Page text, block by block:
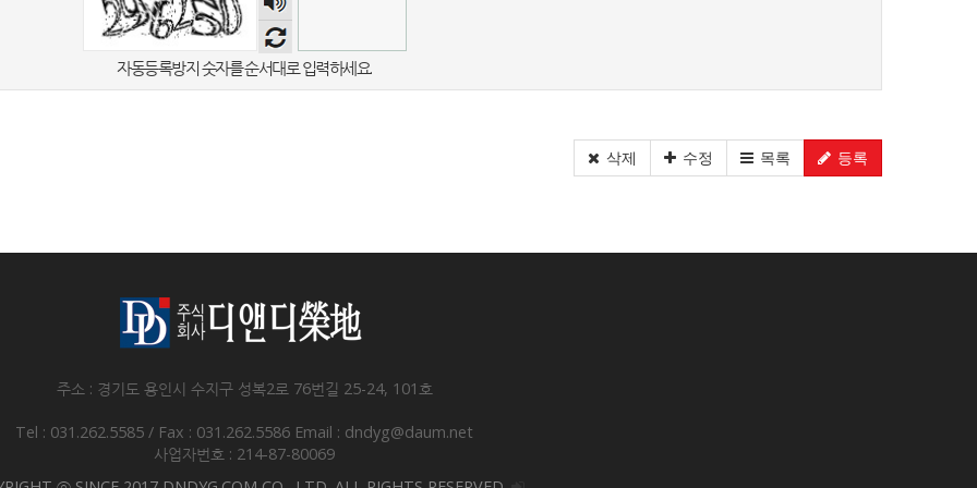
음성
듣기
자동등록방지 숫자를 순서대로 입력하세요.
삭제 수정 목록 등록
주소 : 경기도 용인시 수지구 성복2로 76번길 25-24, 101호
Tel : 031.262.5585 / Fax : 031.262.5586 Email : dndyg@daum.net
사업자번호 : 214-87-80069